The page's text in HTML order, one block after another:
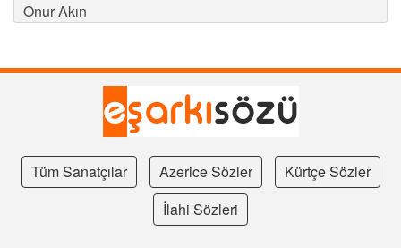
Onur Akın
Tüm Sanatçılar Azerice Sözler
Kürtçe Sözler
İlahi Sözleri